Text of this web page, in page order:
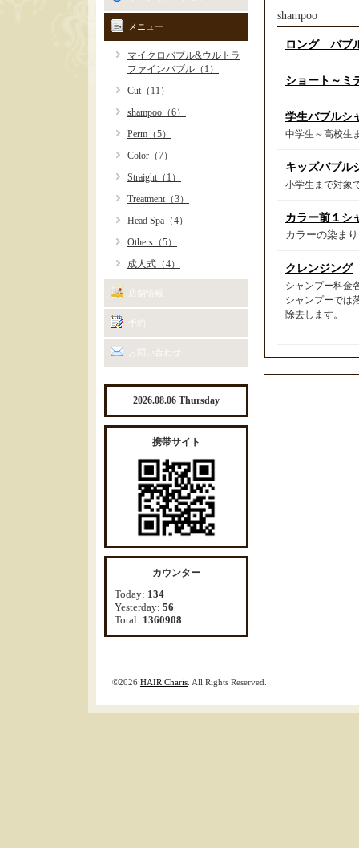
shampoo
ロング バブ
ショート～
学生バブルシ
中学生～高校生
キッズバブル
小学生まで対象
カラー前１シ
カラーの染ま
クレンジング
シャンプー料金
シャンプーでは
除去します。
メニュー
マイクロバブル&ウルトラ
ファインバブル（1）
Cut（11）
shampoo（6）
Perm（5）
Color（7）
Straight（1）
Treatment（3）
Head Spa（4）
Others（5）
成人式（4）
店舗情報
予約
お問い合わせ
2026.08.06 Thursday
携帯サイト
カウンター
Today: 134
Yesterday: 56
Total: 1360908
©2026 HAIR Charis . All Rights Reserved.